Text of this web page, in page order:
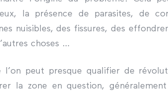
la présence de parasites, de
nuisibles, des fissures, des
choses …
peut presque qualifier de
la zone en question,